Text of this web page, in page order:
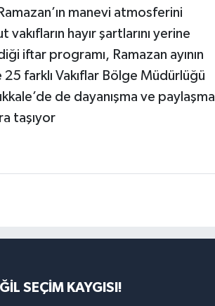
manevi atmosferini
hayır şartlarını yerine
iftar programı, Ramazan ayının
farklı Vakıflar Bölge Müdürlüğü
de dayanışma ve paylaşma
taşıyor
SEÇİM KAYGISI!